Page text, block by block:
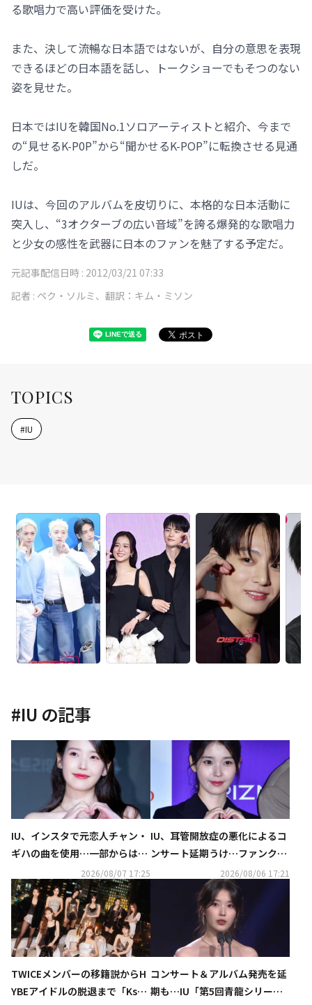
る歌唱力で高い評価を受けた。
また、決して流暢な日本語ではないが、自分の意思を表現
できるほどの日本語を話し、トークショーでもそつのない
姿を見せた。
日本ではIUを韓国No.1ソロアーティストと紹介、今まで
の“見せるK-P0P”から“聞かせるK-POP”に転換させる見通
しだ。
IUは、今回のアルバムを皮切りに、本格的な日本活動に
突入し、“3オクターブの広い音域”を誇る爆発的な歌唱力
と少女の感性を武器に日本のファンを魅了する予定だ。
元記事配信日時 : 2012/03/21 07:33
記者 : ペク・ソルミ、翻訳：キム・ミソン
TOPICS
#IU
#IU の記事
IU、インスタで元恋人チャン・
ギハの曲を使用…一部からは否
2026/08/07 17:25
IU、耳管開放症の悪化によるコ
ンサート延期うけ…ファンクラ
ブ会員向けに特典を提供へ
2026/08/06 17:21
TWICEメンバーの移籍説からH
YBEアイドルの脱退まで「Kstyl
コンサート＆アルバム発売を延
期も…IU「第5回青龍シリーズ